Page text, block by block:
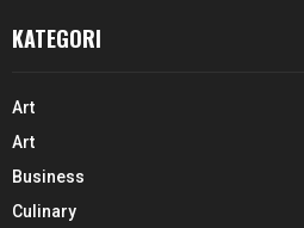
KATEGORI
Art
Art
Business
Culinary